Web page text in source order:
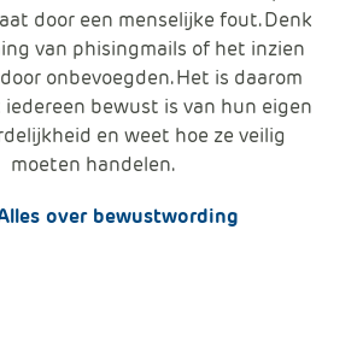
door een menselijke fout. Denk
van phisingmails of het inzien
onbevoegden. Het is daarom
bewust is van hun eigen
en weet hoe ze veilig
moeten handelen.
over bewustwording